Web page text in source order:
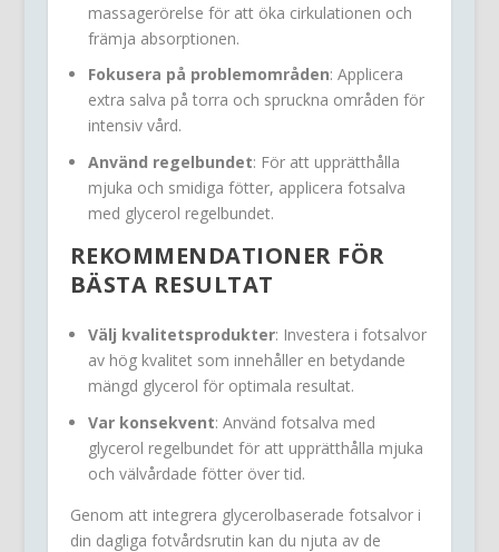
massagerörelse för att öka cirkulationen och
främja absorptionen.
Fokusera på problemområden: Applicera
extra salva på torra och spruckna områden för
intensiv vård.
Använd regelbundet: För att upprätthålla
mjuka och smidiga fötter, applicera fotsalva
med glycerol regelbundet.
REKOMMENDATIONER FÖR
BÄSTA RESULTAT
Välj kvalitetsprodukter: Investera i fotsalvor
av hög kvalitet som innehåller en betydande
mängd glycerol för optimala resultat.
Var konsekvent: Använd fotsalva med
glycerol regelbundet för att upprätthålla mjuka
och välvårdade fötter över tid.
Genom att integrera glycerolbaserade fotsalvor i
din dagliga fotvårdsrutin kan du njuta av de